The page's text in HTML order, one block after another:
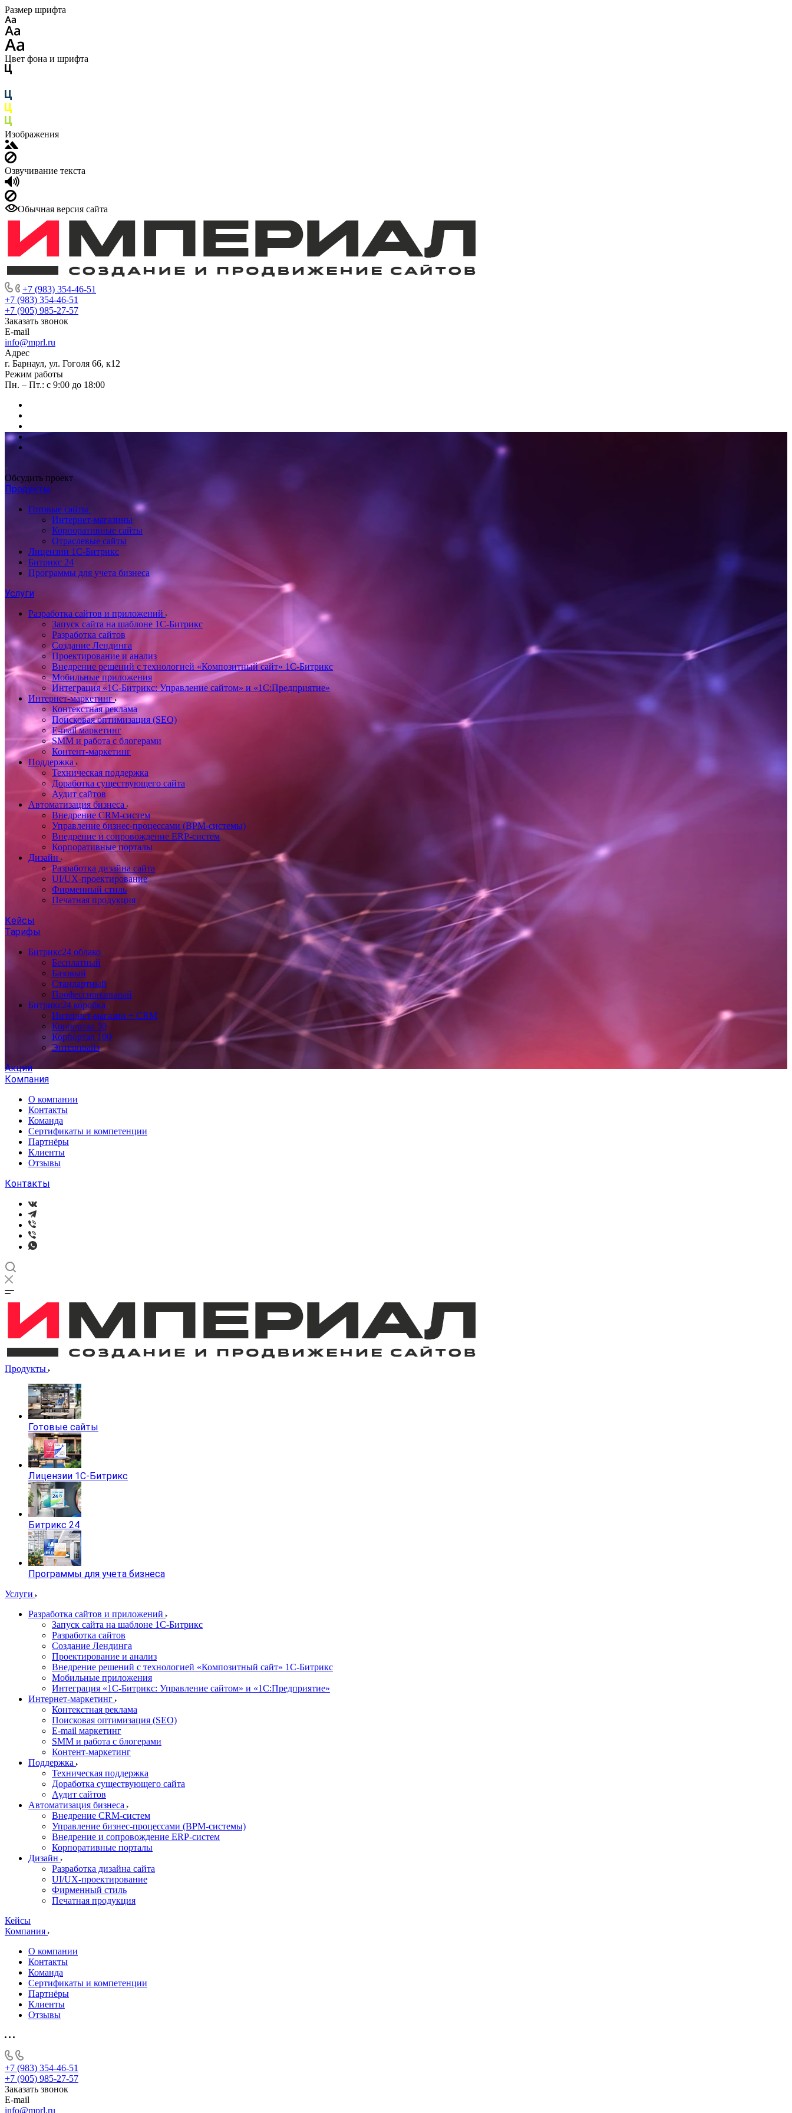
Размер шрифта
Цвет фона и шрифта
Изображения
Озвучивание текста
Обычная версия сайта
+7 (983) 354-46-51
+7 (983) 354-46-51
+7 (905) 985-27-57
Заказать звонок
E-mail
info@mprl.ru
Адрес
г. Барнаул, ул. Гоголя 66, к12
Режим работы
Пн. – Пт.: с 9:00 до 18:00
Обсудить проект
Продукты
Готовые сайты
Интернет-магазины
Корпоративные сайты
Отраслевые сайты
Лицензии 1С-Битрикс
Битрикс 24
Программы для учета бизнеса
Услуги
Разработка сайтов и приложений
Запуск сайта на шаблоне 1С-Битрикс
Разработка сайтов
Создание Лендинга
Проектирование и анализ
Внедрение решений с технологией «Композитный сайт» 1С-Битрикс
Мобильные приложения
Интеграция «1С-Битрикс: Управление сайтом» и «1С:Предприятие»
Интернет-маркетинг
Контекстная реклама
Поисковая оптимизация (SEO)
E-mail маркетинг
SMM и работа с блогерами
Контент-маркетинг
Поддержка
Техническая поддержка
Доработка существующего сайта
Аудит сайтов
Автоматизация бизнеса
Внедрение CRM-систем
Управление бизнес-процессами (BPM-системы)
Внедрение и сопровождение ERP-систем
Корпоративные порталы
Дизайн
Разработка дизайна сайта
UI/UX-проектирование
Фирменный стиль
Печатная продукция
Кейсы
Тарифы
Битрикс24 облако
Бесплатный
Базовый
Стандартный
Профессиональный
Битрикс24 коробка
Интернет-магазин + CRM
Корпортал 50
Корпортал 100
Энтерпрайз
Акции
Компания
О компании
Контакты
Команда
Сертификаты и компетенции
Партнёры
Клиенты
Отзывы
Контакты
Продукты
Готовые сайты
Лицензии 1С-Битрикс
Битрикс 24
Программы для учета бизнеса
Услуги
Разработка сайтов и приложений
Запуск сайта на шаблоне 1С-Битрикс
Разработка сайтов
Создание Лендинга
Проектирование и анализ
Внедрение решений с технологией «Композитный сайт» 1С-Битрикс
Мобильные приложения
Интеграция «1С-Битрикс: Управление сайтом» и «1С:Предприятие»
Интернет-маркетинг
Контекстная реклама
Поисковая оптимизация (SEO)
E-mail маркетинг
SMM и работа с блогерами
Контент-маркетинг
Поддержка
Техническая поддержка
Доработка существующего сайта
Аудит сайтов
Автоматизация бизнеса
Внедрение CRM-систем
Управление бизнес-процессами (BPM-системы)
Внедрение и сопровождение ERP-систем
Корпоративные порталы
Дизайн
Разработка дизайна сайта
UI/UX-проектирование
Фирменный стиль
Печатная продукция
Кейсы
Компания
О компании
Контакты
Команда
Сертификаты и компетенции
Партнёры
Клиенты
Отзывы
+7 (983) 354-46-51
+7 (905) 985-27-57
Заказать звонок
E-mail
info@mprl.ru